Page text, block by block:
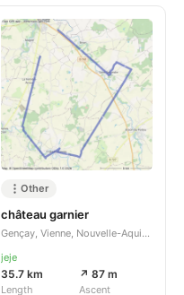
Other
château garnier
Gençay, Vienne, Nouvelle-Aquitaine, FR
jeje
35.7 km
Length
↗ 87 m
Ascent